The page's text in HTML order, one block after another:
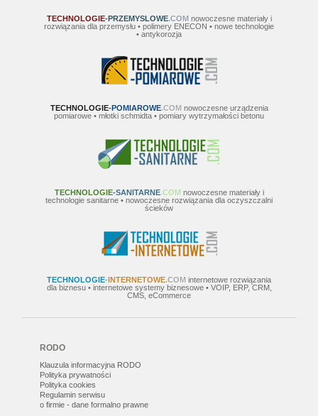
TECHNOLOGIE-PRZEMYSLOWE.COMnowoczesne materiały i
rozwiązania dla przemysłu • polimery ENECON • nowe technologie
• antykorozja
TECHNOLOGIE-POMIAROWE.COMnowoczesne urządzenia
pomiarowe • młotki schmidta • pomiary wytrzymałości betonu
TECHNOLOGIE-SANITARNE.COMnowoczesne materiały i
technologie sanitarne • nowoczesne rozwiązania dla oczyszczalni
ścieków
TECHNOLOGIE-INTERNETOWE.COM internetowe rozwiązania
dla biznesu • internetowe systemy biznesowe • VOIP, ERP, CRM,
CMS, eCommerce
RODO
Klauzula informacyjna RODO
Polityka prywatności
Polityka cookies
Regulamin serwisu
o firmie - dane formalno prawne